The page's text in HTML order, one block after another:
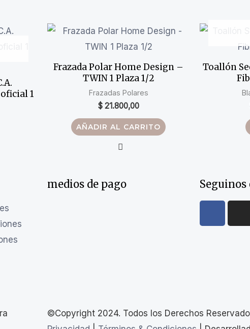
1
Frazada Polar Home Design –
TWIN 1 Plaza 1/2
Frazadas Polares
$21.800,00
AÑADIR AL CARRITO
Toallón
medios de pago Seguinos
©Copyright 2024. Todos los Derechos